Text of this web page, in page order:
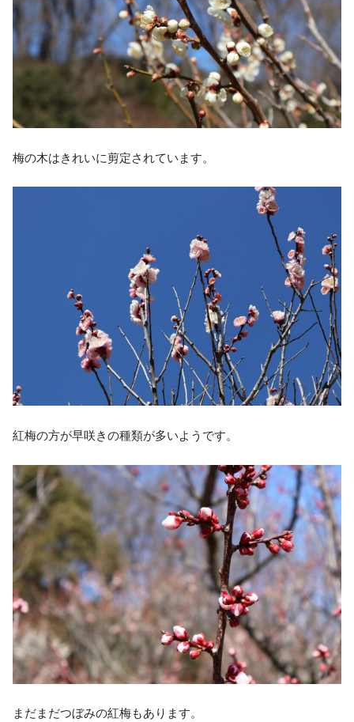
梅の木はきれいに剪定されています。
紅梅の方が早咲きの種類が多いようです。
まだまだつぼみの紅梅もあります。